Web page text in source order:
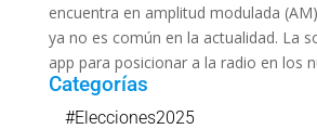
encuentra en amplitud modulada
ya no es común en la actualidad. La
app para posicionar a la radio en los
Categorías
#Elecciones2025